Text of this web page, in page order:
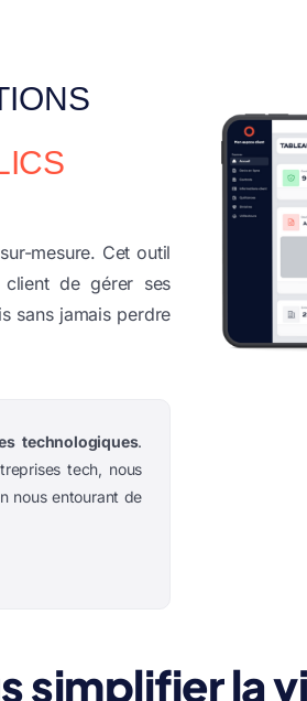
mesure. Cet outil
client de gérer ses
sans jamais perdre
technologiques.
tech, nous
nous entourant de
simplifier la